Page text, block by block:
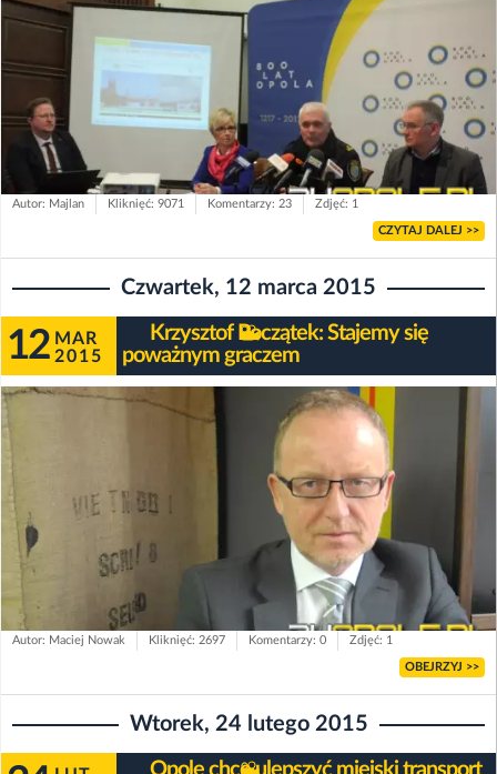
Autor: Majlan Kliknięć: 9071 Komentarzy: 23 Zdjęć: 1
CZYTAJ DALEJ >>
Czwartek, 12 marca 2015
12 MAR
2015
Krzysztof Początek: Stajemy się
poważnym graczem
Autor: Maciej Nowak Kliknięć: 2697 Komentarzy: 0 Zdjęć: 1
OBEJRZYJ >>
Wtorek, 24 lutego 2015
Opole chce ulepszyć miejski transport